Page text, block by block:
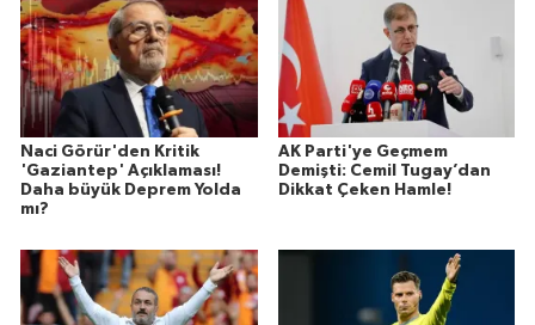
Naci Görür'den Kritik
'Gaziantep' Açıklaması!
Daha büyük Deprem Yolda
mı?
AK Parti'ye Geçmem
Demişti: Cemil Tugay’dan
Dikkat Çeken Hamle!